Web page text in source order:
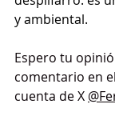
y ambiental.
Espero tu
comentario en
cuenta de X